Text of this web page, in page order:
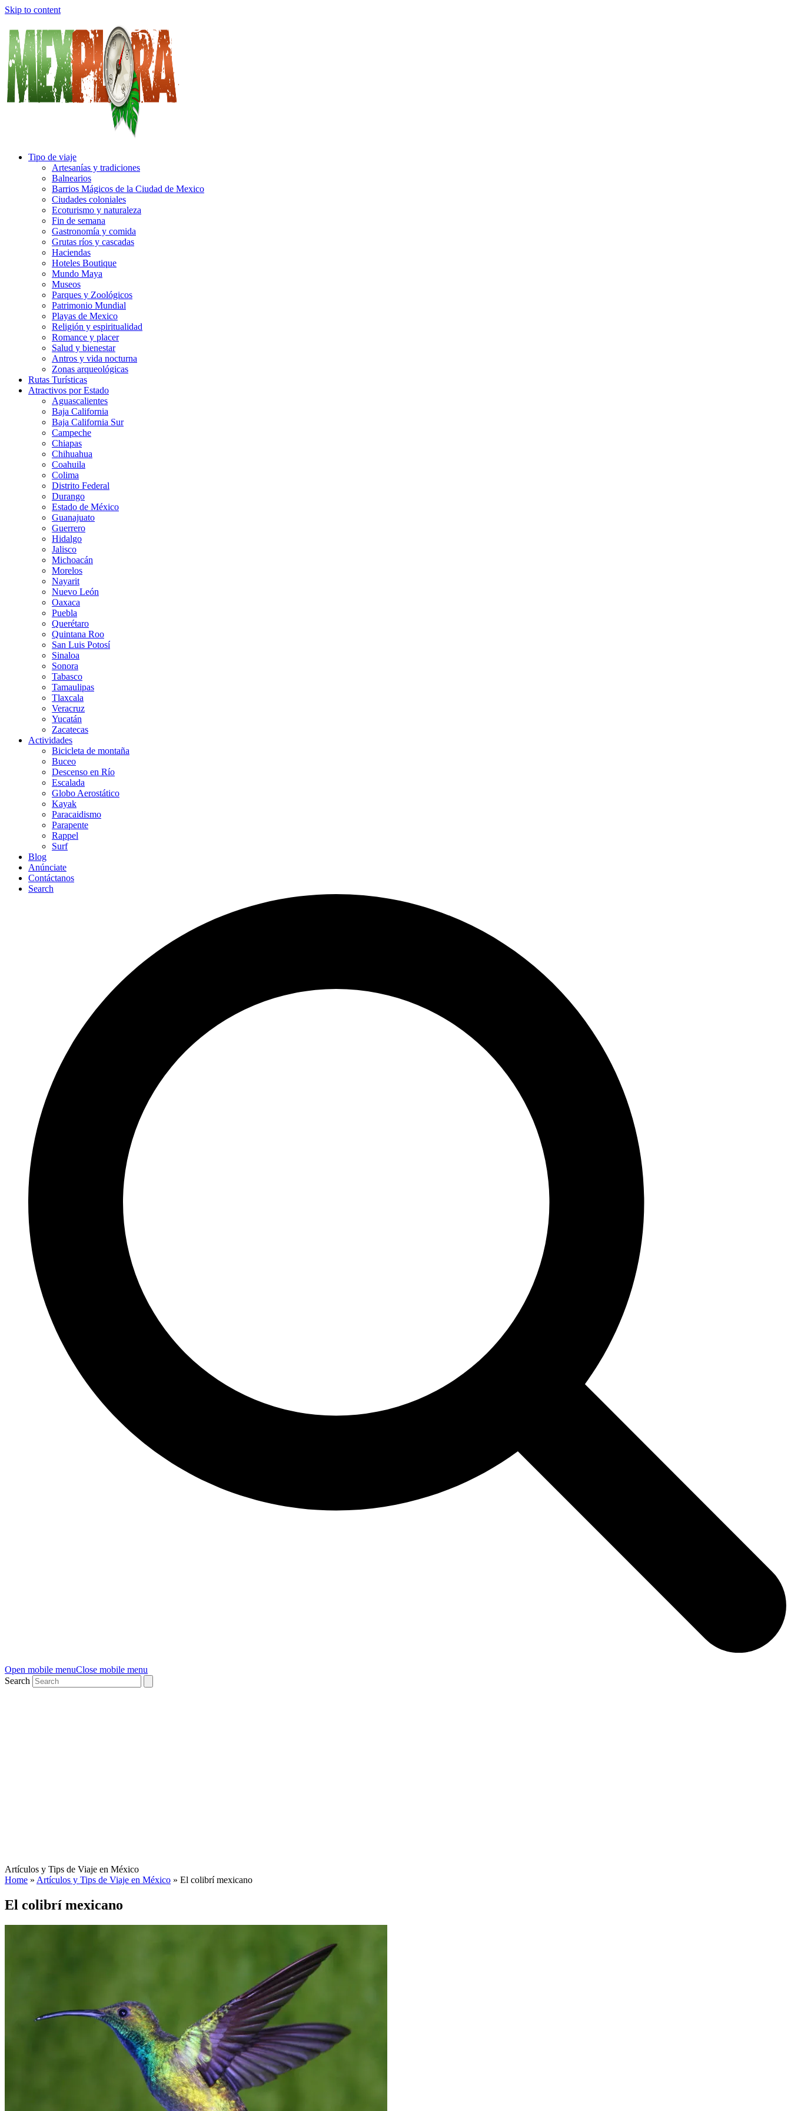
Skip to content
Tipo de viaje
Artesanías y tradiciones
Balnearios
Barrios Mágicos de la Ciudad de Mexico
Ciudades coloniales
Ecoturismo y naturaleza
Fin de semana
Gastronomía y comida
Grutas ríos y cascadas
Haciendas
Hoteles Boutique
Mundo Maya
Museos
Parques y Zoológicos
Patrimonio Mundial
Playas de Mexico
Religión y espiritualidad
Romance y placer
Salud y bienestar
Antros y vida nocturna
Zonas arqueológicas
Rutas Turísticas
Atractivos por Estado
Aguascalientes
Baja California
Baja California Sur
Campeche
Chiapas
Chihuahua
Coahuila
Colima
Distrito Federal
Durango
Estado de México
Guanajuato
Guerrero
Hidalgo
Jalisco
Michoacán
Morelos
Nayarit
Nuevo León
Oaxaca
Puebla
Querétaro
Quintana Roo
San Luis Potosí
Sinaloa
Sonora
Tabasco
Tamaulipas
Tlaxcala
Veracruz
Yucatán
Zacatecas
Actividades
Bicicleta de montaña
Buceo
Descenso en Río
Escalada
Globo Aerostático
Kayak
Paracaidismo
Parapente
Rappel
Surf
Blog
Anúnciate
Contáctanos
Search
Open mobile menuClose mobile menu
Search
Artículos y Tips de Viaje en México
Home » Artículos y Tips de Viaje en México » El colibrí mexicano
El colibrí mexicano